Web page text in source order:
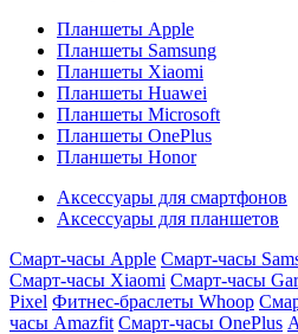
Планшеты Apple
Планшеты Samsung
Планшеты Xiaomi
Планшеты Huawei
Планшеты Microsoft
Планшеты OnePlus
Планшеты Honor
Аксессуары для смартфонов
Аксессуары для планшетов
Смарт-часы Apple Смарт-часы
Смарт-часы Xiaomi Смарт-часы
Pixel Фитнес-браслеты Whoop
часы Amazfit Смарт-часы OnePlus